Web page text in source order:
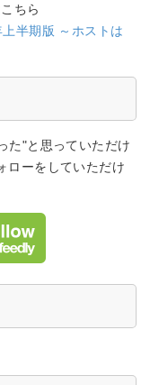
ちら
半期版 ～ホストは
た"と思っていただけ
ローをしていただけ